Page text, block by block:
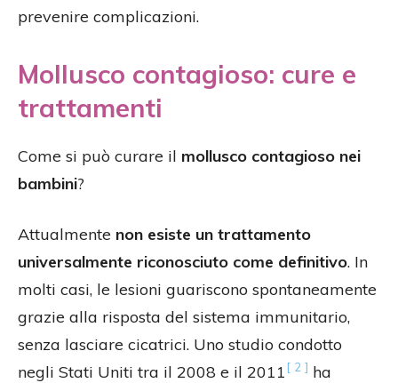
prevenire complicazioni.
Mollusco contagioso: cure e
trattamenti
Come si può curare il mollusco contagioso nei
bambini?
Attualmente non esiste un trattamento
universalmente riconosciuto come definitivo. In
molti casi, le lesioni guariscono spontaneamente
grazie alla risposta del sistema immunitario,
senza lasciare cicatrici. Uno studio condotto
negli Stati Uniti tra il 2008 e il 2011 [ 2 ] ha